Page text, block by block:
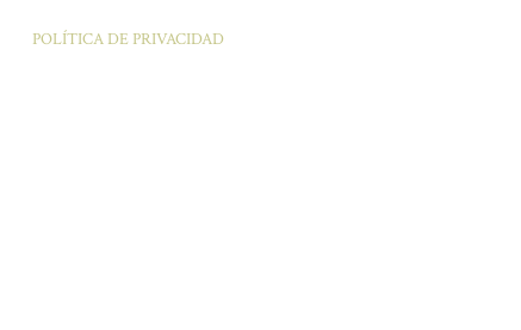
POLÍTICA DE PRIVACIDAD